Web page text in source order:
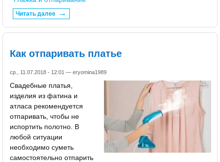
Читать далее
Как отпаривать платье
ср., 11.07.2018 - 12:01 — eryomina1989
Свадебные платья,
изделия из фатина и
атласа рекомендуется
отпаривать, чтобы не
испортить полотно. В
любой ситуации
необходимо суметь
самостоятельно отпарить